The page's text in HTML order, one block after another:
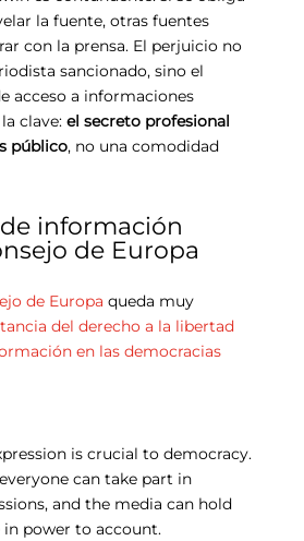
la fuente, otras fuentes
con la prensa. El perjuicio no
sancionado, sino el
acceso a informaciones
clave: el secreto profesional
público, no una comodidad
información
de Europa
de Europa queda muy
del derecho a la libertad
en las democracias
is crucial to democracy.
can take part in
and the media can hold
in power to account.